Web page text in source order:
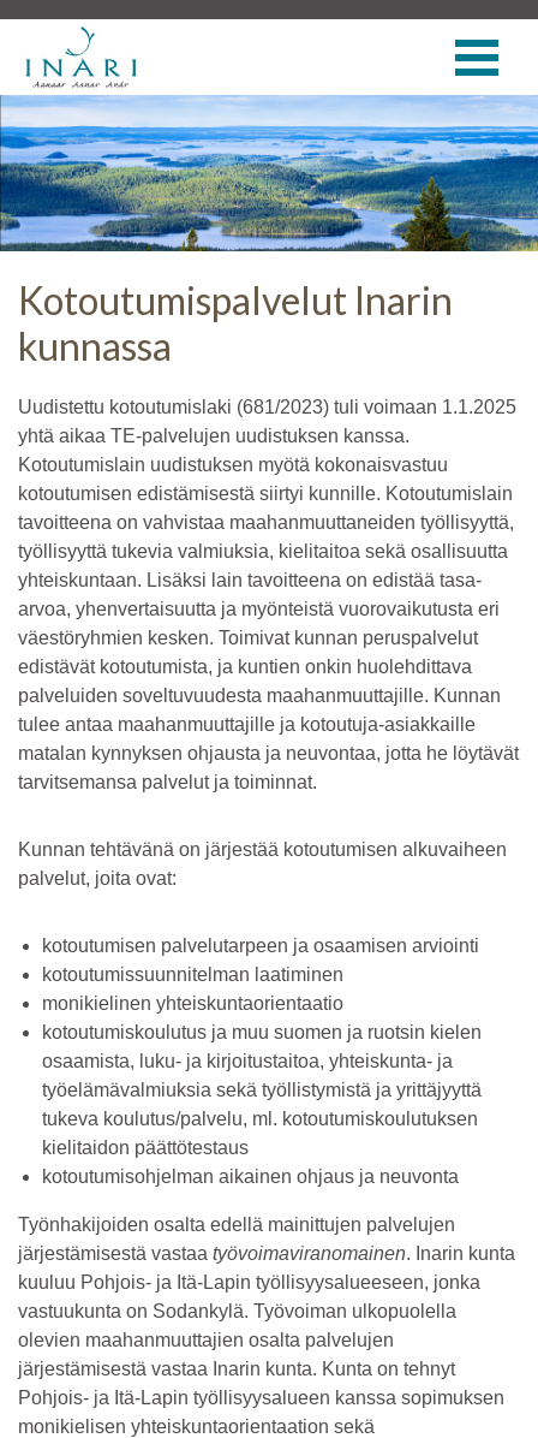
Kotoutumispalvelut Inarin
kunnassa
Uudistettu kotoutumislaki (681/2023) tuli voimaan 1.1.2025
yhtä aikaa TE-palvelujen uudistuksen kanssa.
Kotoutumislain uudistuksen myötä kokonaisvastuu
kotoutumisen edistämisestä siirtyi kunnille. Kotoutumislain
tavoitteena on vahvistaa maahanmuuttaneiden työllisyyttä,
työllisyyttä tukevia valmiuksia, kielitaitoa sekä osallisuutta
yhteiskuntaan. Lisäksi lain tavoitteena on edistää tasa-
arvoa, yhenvertaisuutta ja myönteistä vuorovaikutusta eri
väestöryhmien kesken. Toimivat kunnan peruspalvelut
edistävät kotoutumista, ja kuntien onkin huolehdittava
palveluiden soveltuvuudesta maahanmuuttajille. Kunnan
tulee antaa maahanmuuttajille ja kotoutuja-asiakkaille
matalan kynnyksen ohjausta ja neuvontaa, jotta he löytävät
tarvitsemansa palvelut ja toiminnat.
Kunnan tehtävänä on järjestää kotoutumisen alkuvaiheen
palvelut, joita ovat:
kotoutumisen palvelutarpeen ja osaamisen arviointi
kotoutumissuunnitelman laatiminen
monikielinen yhteiskuntaorientaatio
kotoutumiskoulutus ja muu suomen ja ruotsin kielen
osaamista, luku- ja kirjoitustaitoa, yhteiskunta- ja
työelämävalmiuksia sekä työllistymistä ja yrittäjyyttä
tukeva koulutus/palvelu, ml. kotoutumiskoulutuksen
kielitaidon päättötestaus
kotoutumisohjelman aikainen ohjaus ja neuvonta
Työnhakijoiden osalta edellä mainittujen palvelujen
järjestämisestä vastaa työvoimaviranomainen. Inarin kunta
kuuluu Pohjois- ja Itä-Lapin työllisyysalueeseen, jonka
vastuukunta on Sodankylä. Työvoiman ulkopuolella
olevien maahanmuuttajien osalta palvelujen
järjestämisestä vastaa Inarin kunta. Kunta on tehnyt
Pohjois- ja Itä-Lapin työllisyysalueen kanssa sopimuksen
monikielisen yhteiskuntaorientaation sekä